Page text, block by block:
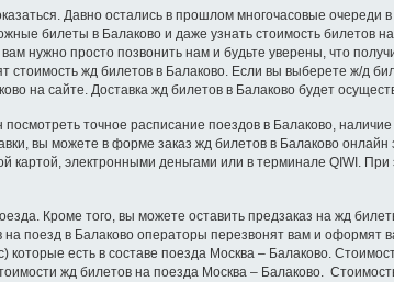
Давно остались в прошлом многочасовые очереди
билеты в Балаково и даже узнать стоимость билетов
нужно просто позвонить нам и будьте уверены, что
стоимость жд билетов в Балаково. Если вы выберете ж/д
на сайте. Доставка жд билетов в Балаково будет
точное расписание поездов в Балаково,
вы можете в форме заказ жд билетов в Балаково
картой, электронными деньгами или в терминале QIWI.
Кроме того, вы можете оставить предзаказ на жд
поезд в Балаково операторы перезвонят вам и оформят
которые есть в составе поезда Москва – Балаково.
жд билетов на поезда Москва – Балаково.